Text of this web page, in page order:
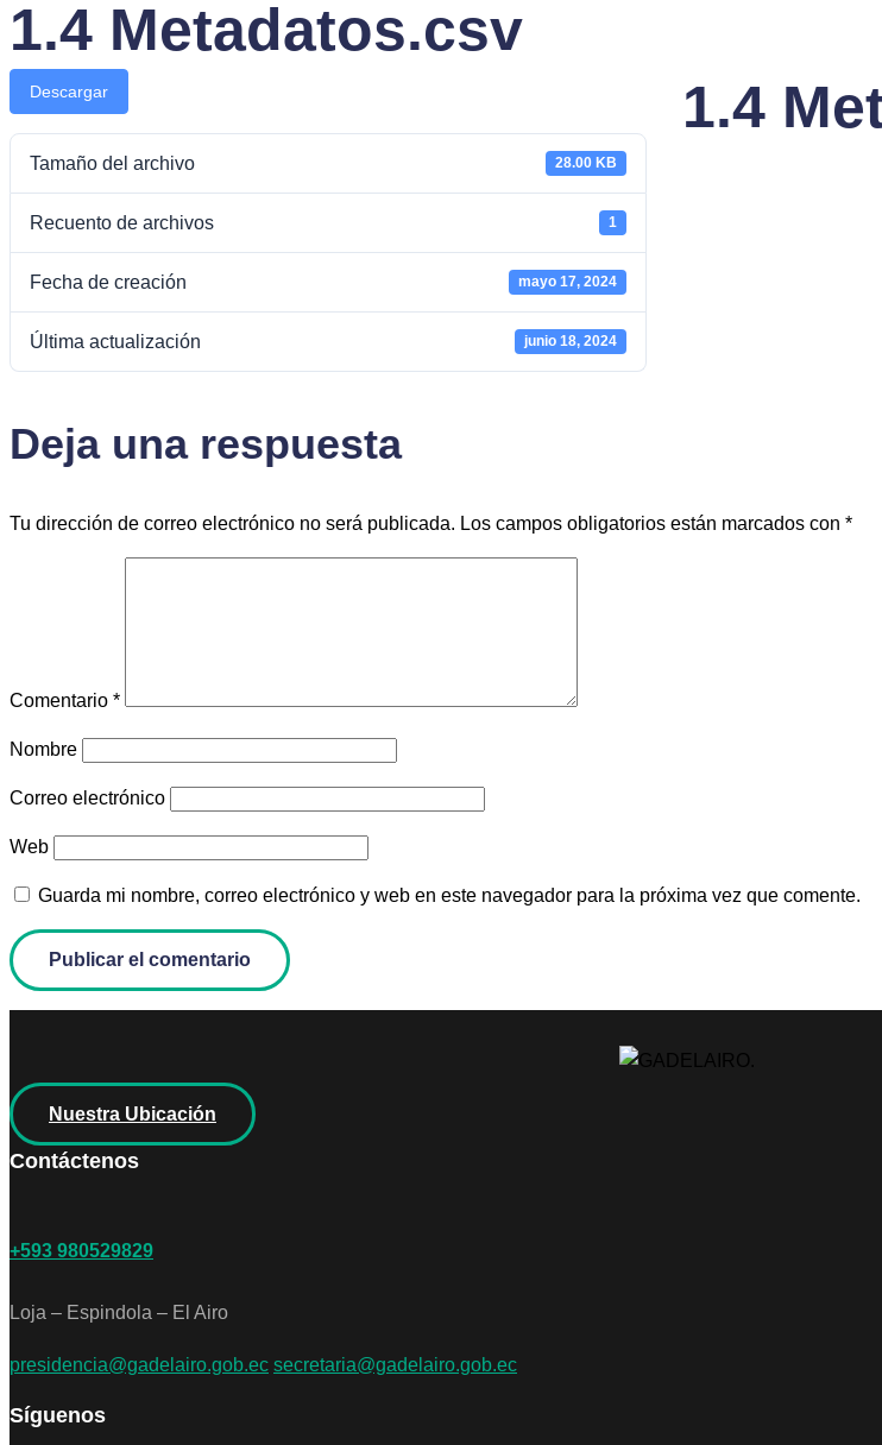
1.4 Metadatos.csv
Descargar
Tamaño del archivo 28.00 KB
Recuento de archivos 1
Fecha de creación mayo 17, 2024
Última actualización junio 18, 2024
1.4
Deja una respuesta
Tu dirección de correo electrónico no será publicada. Los campos obligatorios están marcados con *
Comentario *
Nombre
Correo electrónico
Web
Guarda mi nombre, correo electrónico y web en este navegador para la próxima vez que comente.
Nuestra Ubicación
Contáctenos
+593 980529829
Loja – Espindola – El Airo
presidencia@gadelairo.gob.ec secretaria@gadelairo.gob.ec
Síguenos